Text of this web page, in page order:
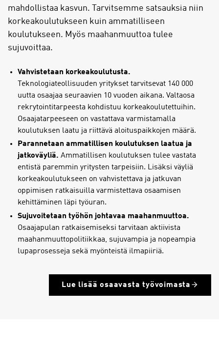
mahdollistaa kasvun. Tarvitsemme satsauksia niin
korkeakoulutukseen kuin ammatilliseen
koulutukseen. Myös maahanmuuttoa tulee
sujuvoittaa.
Vahvistetaan korkeakoulutusta.
Teknologiateollisuuden yritykset tarvitsevat 140 000
uutta osaajaa seuraavien 10 vuoden aikana. Valtaosa
rekrytointitarpeesta kohdistuu korkeakoulutettuihin.
Osaajatarpeeseen on vastattava varmistamalla
koulutuksen laatu ja riittävä aloituspaikkojen määrä.
Parannetaan ammatillisen koulutuksen laatua ja
jatkoväyliä. Ammatillisen koulutuksen tulee vastata
entistä paremmin yritysten tarpeisiin. Lisäksi väyliä
korkeakoulutukseen on vahvistettava ja jatkuvan
oppimisen ratkaisuilla varmistettava osaamisen
kehittäminen läpi työuran.
Sujuvoitetaan työhön johtavaa maahanmuuttoa.
Osaajapulan ratkaisemiseksi tarvitaan aktiivista
maahanmuuttopolitiikkaa, sujuvampia ja nopeampia
lupaprosesseja sekä myönteistä ilmapiiriä.
Lue lisää osaavasta työvoimasta